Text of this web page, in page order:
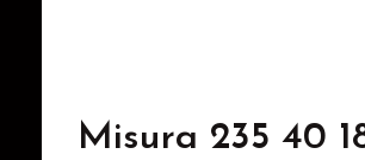
Misura 235 40